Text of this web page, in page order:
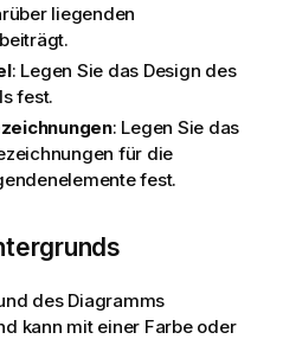
liegenden
: Legen Sie das Design des
fest.
: Legen Sie das
für die
fest.
des Diagramms
kann mit einer Farbe oder